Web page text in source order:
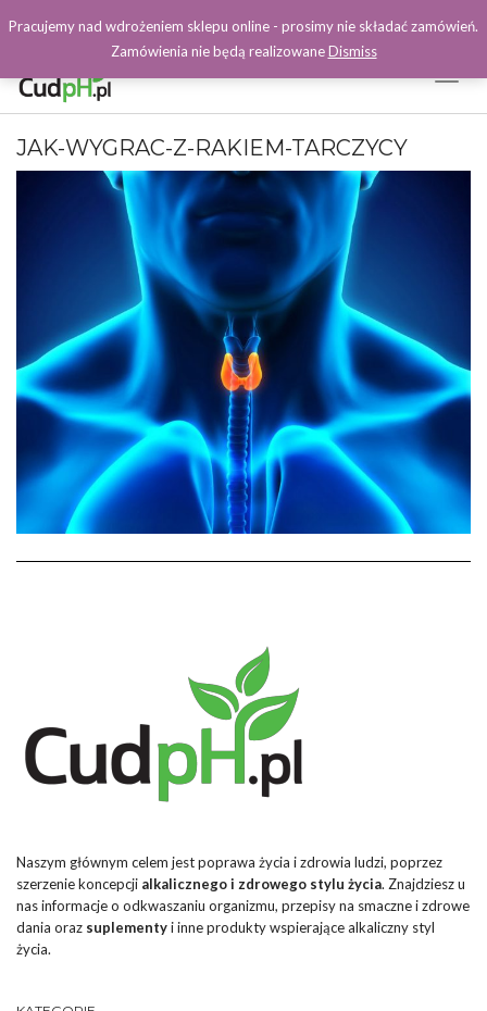
Facebook
JAK-WYGRAC-Z-RAKIEM-TARCZYCY
Naszym głównym celem jest poprawa życia i zdrowia ludzi, poprzez
szerzenie koncepcji alkalicznego i zdrowego stylu życia. Znajdziesz u
nas informacje o odkwaszaniu organizmu, przepisy na smaczne i zdrowe
dania oraz suplementyi inne produkty wspierające alkaliczny styl
życia.
Pracujemy nad wdrożeniem sklepu online - prosimy nie składać zamówień.
Zamówienia nie będą realizowaneDismiss